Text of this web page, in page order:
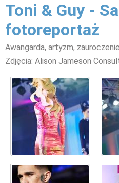
Toni & Guy -
fotoreportaż
Awangarda, artyzm,
Zdjęcia: Alison Jameson